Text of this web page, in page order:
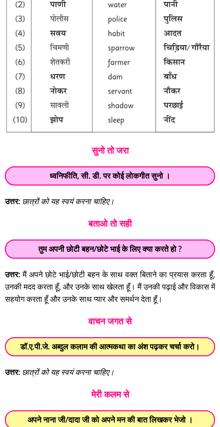
सुनो तो जरा
ध्वनिफीति, सी. डी. पर कोई लाेकगीत सुनो ।
उत्तर: छात्रों को यह स्वयं करना चाहिए।
बताओ तो सही
तुम अपनी छोटी बहन/छोटे भाई के लिए क्या करते हो ?
उत्तर:मैं अपने छोटे भाई/छोटी बहन के साथ वक्त बिताने का प्रयास करता हूँ,
उनकी मदद करता हूँ, और उनके साथ खेलता हूँ। मैं उनकी पढ़ाई और विकास में
सहयोग करता हूँ और उनके साथ प्यार और समर्थन देता हूँ।
वाचन जगत से
डॉ.ए.पी.जे. अब्दुल कलाम की आत्मकथा का अंश पढ़कर चर्चा करो।
उत्तर: छात्रों को यह स्वयं करना चाहिए।
मेरी कलम से
अपने नाना जी/दादा जी को अपने मन की बात लिखकर भेजो ।